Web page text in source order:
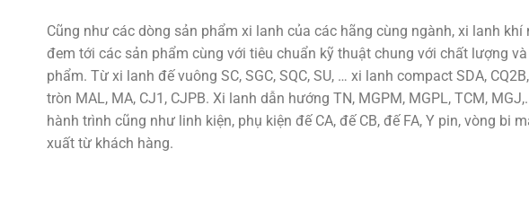
Cũng như các dòng sản phẩm xi lanh của các hãng cùng ngành, xi lanh
đem tới các sản phẩm cùng với tiêu chuẩn kỹ thuật chung với chất lượng
phẩm. Từ xi lanh đế vuông SC, SGC, SQC, SU, … xi lanh compact SDA,
tròn MAL, MA, CJ1, CJPB. Xi lanh dẫn hướng TN, MGPM, MGPL, TCM,
hành trình cũng như linh kiện, phụ kiện đế CA, đế CB, đế FA, Y pin, vòng bi
xuất từ khách hàng.